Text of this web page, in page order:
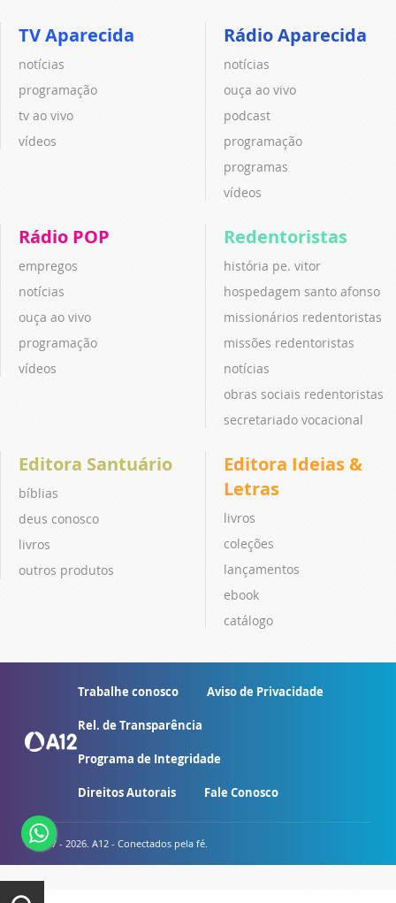
TV Aparecida
notícias
programação
tv ao vivo
vídeos
Rádio Aparecida
notícias
ouça ao vivo
podcast
programação
programas
vídeos
Rádio POP
empregos
notícias
ouça ao vivo
programação
vídeos
Redentoristas
história pe. vitor
hospedagem santo afonso
missionários redentoristas
missões redentoristas
notícias
obras sociais redentoristas
secretariado vocacional
Editora Santuário
bíblias
deus conosco
livros
outros produtos
Editora Ideias &
Letras
livros
coleções
lançamentos
ebook
catálogo
Trabalhe conosco Aviso de Privacidade
Rel. de Transparência
Programa de Integridade
Direitos Autorais Fale Conosco
© 2007 - 2026. A12 - Conectados pela fé.